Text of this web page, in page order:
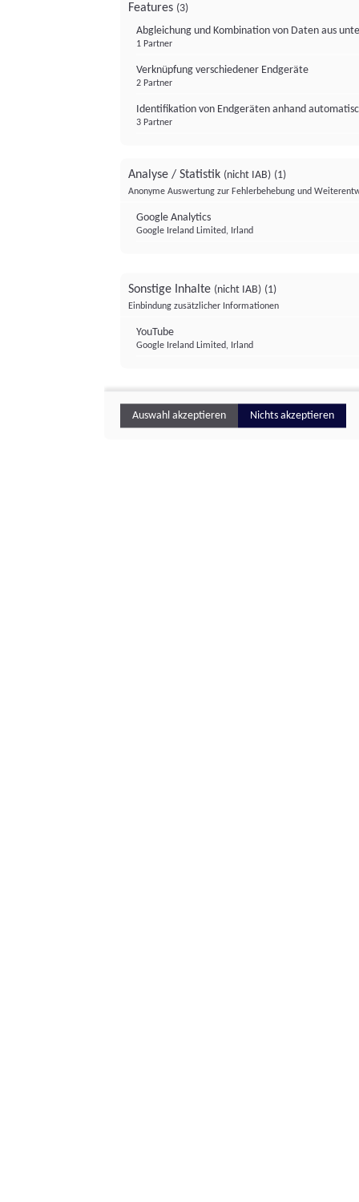
Features (3)
Abgleichung und Kombination von Daten aus
1 Partner
Verknüpfung verschiedener Endgeräte
2 Partner
Identifikation von Endgeräten anhand
3 Partner
Analyse / Statistik (nicht IAB) (1)
Anonyme Auswertung zur Fehlerbehebung und
Google Analytics
Google Ireland Limited, Irland
Sonstige Inhalte (nicht IAB) (1)
Einbindung zusätzlicher Informationen
YouTube
Google Ireland Limited, Irland
Auswahl akzeptieren Nichts akzeptieren